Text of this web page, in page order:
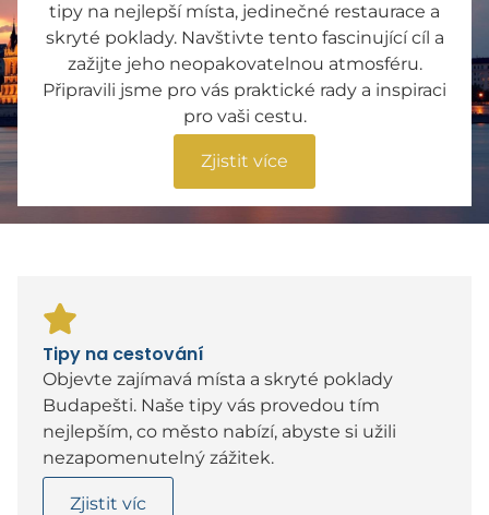
tipy na nejlepší místa, jedinečné restaurace a
skryté poklady. Navštivte tento fascinující cíl a
zažijte jeho neopakovatelnou atmosféru.
Připravili jsme pro vás praktické rady a inspiraci
pro vaši cestu.
Zjistit více
Tipy na cestování
Objevte zajímavá místa a skryté poklady
Budapešti. Naše tipy vás provedou tím
nejlepším, co město nabízí, abyste si užili
nezapomenutelný zážitek.
Zjistit víc